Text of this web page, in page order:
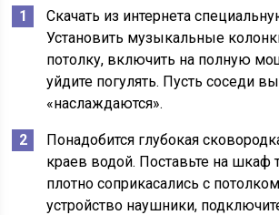
Скачать из интернета
Установить музыкальные
потолку, включить на полную
уйдите погулять. Пусть соседи
«наслаждаются».
Понадобится глубокая
краев водой. Поставьте на шкаф
плотно соприкасались с
устройство наушники,